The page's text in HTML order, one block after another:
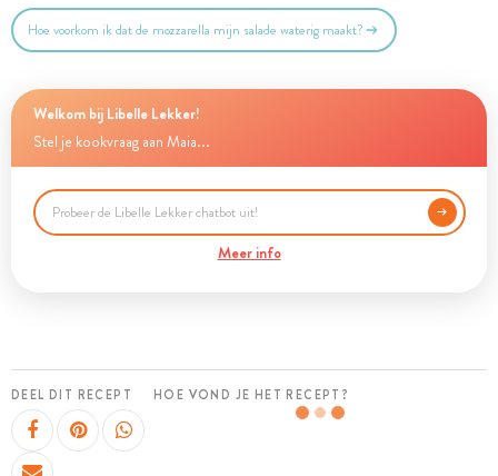
Hoe voorkom ik dat de mozzarella mijn salade waterig maakt?
Welkom bij Libelle Lekker!
Stel je kookvraag aan Maia...
Meer info
DEEL DIT RECEPT HOE VOND JE HET RECEPT?